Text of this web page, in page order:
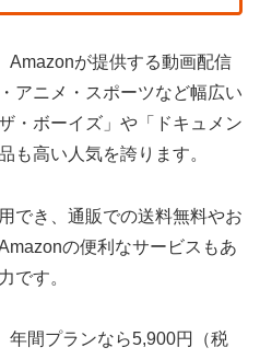
Amazonが提供する動画配信
アニメ・スポーツなど幅広い
・ボーイズ」や「ドキュメン
も高い人気を誇ります。
でき、通販での送料無料やお
の便利なサービスもあ
です。
年間プランなら5,900円（税